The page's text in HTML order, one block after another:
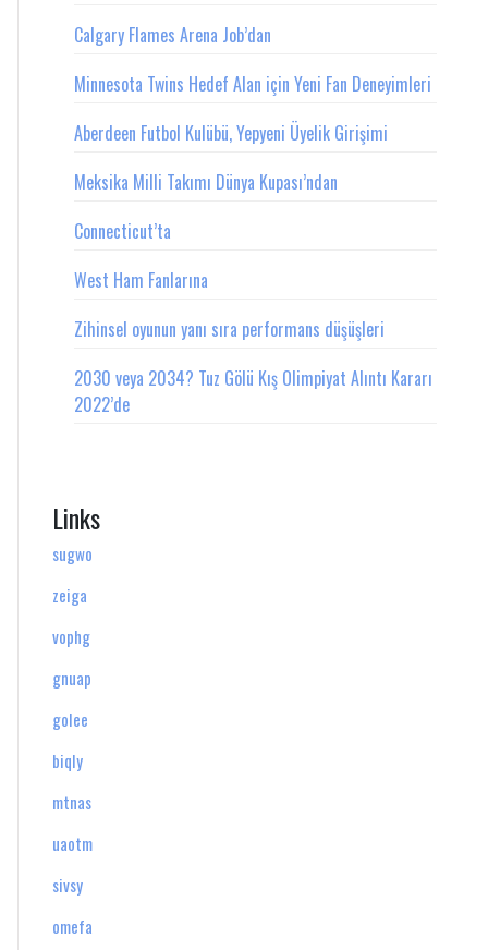
Calgary Flames Arena Job’dan
Minnesota Twins Hedef Alan için Yeni Fan Deneyimleri
Aberdeen Futbol Kulübü, Yepyeni Üyelik Girişimi
Meksika Milli Takımı Dünya Kupası’ndan
Connecticut’ta
West Ham Fanlarına
Zihinsel oyunun yanı sıra performans düşüşleri
2030 veya 2034? Tuz Gölü Kış Olimpiyat Alıntı Kararı
2022’de
Links
sugwo
zeiga
vophg
gnuap
golee
biqly
mtnas
uaotm
sivsy
omefa